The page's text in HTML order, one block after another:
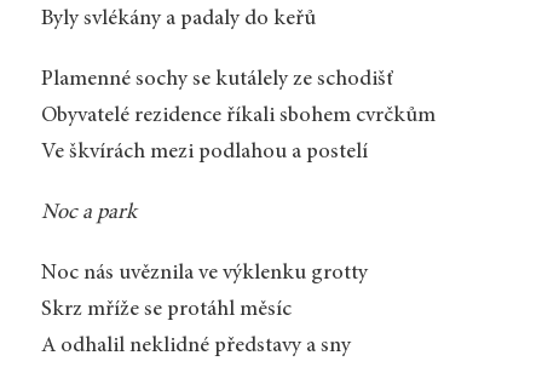
Byly svlékány a padaly do keřů
Plamenné sochy se kutálely ze schodišť
Obyvatelé rezidence říkali sbohem cvrčkům
Ve škvírách mezi podlahou a postelí
Noc a park
Noc nás uvěznila ve výklenku grotty
Skrz mříže se protáhl měsíc
A odhalil neklidné představy a sny